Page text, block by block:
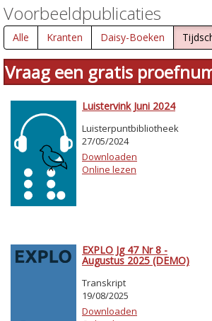
Voorbeeldpublicaties
Alle Kranten Daisy-Boeken
Vraag een gratis
Luistervink Juni 2024
Luisterpuntbibliotheek
27/05/2024
Downloaden
Online lezen
EXPLO Jg 47 Nr 8 -
Augustus 2025 (DEMO)
Transkript
19/08/2025
Downloaden